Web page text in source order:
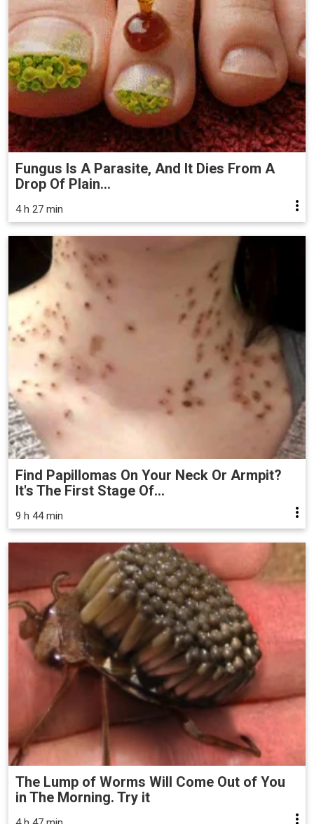
Fungus Is A Parasite, And It Dies From A
Drop Of Plain...
4 h 27 min
Find Papillomas On Your Neck Or Armpit?
It's The First Stage Of...
9 h 44 min
The Lump of Worms Will Come Out of You
in The Morning. Try it